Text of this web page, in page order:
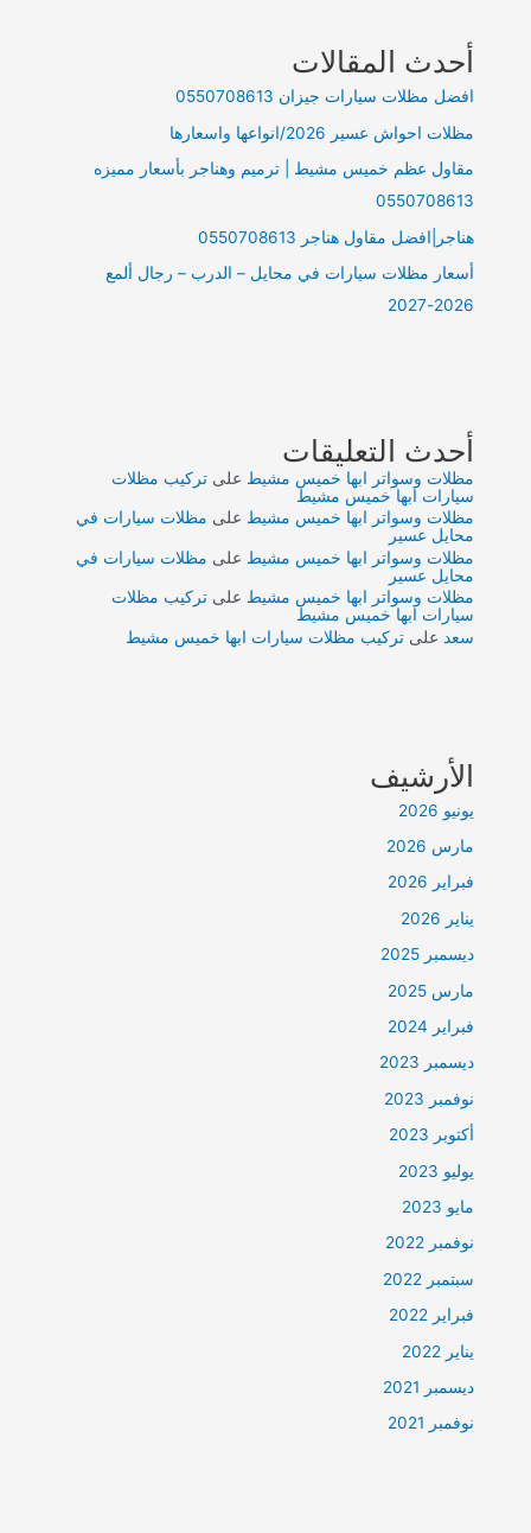
أحدث المقالات
افضل مظلات سيارات جيزان 0550708613
مظلات احواش عسير 2026/انواعها واسعارها
مقاول عظم خميس مشيط | ترميم وهناجر بأسعار مميزه
0550708613
هناجر|افضل مقاول هناجر 0550708613
أسعار مظلات سيارات في محايل – الدرب – رجال ألمع
2026-2027
أحدث التعليقات
مظلات وسواتر ابها خميس مشيط علىتركيب مظلات
سيارات ابها خميس مشيط
مظلات وسواتر ابها خميس مشيط على مظلات سيارات في
محايل عسير
مظلات وسواتر ابها خميس مشيط على مظلات سيارات في
محايل عسير
مظلات وسواتر ابها خميس مشيط علىتركيب مظلات
سيارات ابها خميس مشيط
سعد علىتركيب مظلات سيارات ابها خميس مشيط
الأرشيف
يونيو 2026
مارس 2026
فبراير 2026
يناير 2026
ديسمبر 2025
مارس 2025
فبراير 2024
ديسمبر 2023
نوفمبر 2023
أكتوبر 2023
يوليو 2023
مايو 2023
نوفمبر 2022
سبتمبر 2022
فبراير 2022
يناير 2022
ديسمبر 2021
نوفمبر 2021